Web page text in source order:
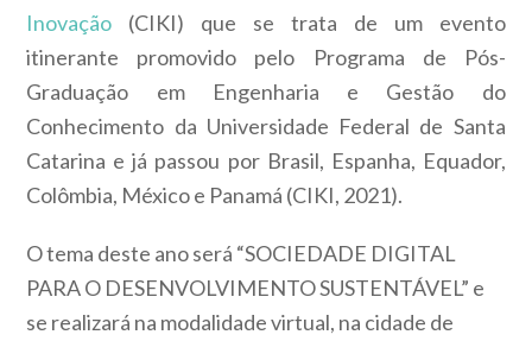
Inovação (CIKI) que se trata de um evento
itinerante promovido pelo Programa de Pós-
Graduação em Engenharia e Gestão do
Conhecimento da Universidade Federal de Santa
Catarina e já passou por Brasil, Espanha, Equador,
Colômbia, México e Panamá (CIKI, 2021).
O tema deste ano será “SOCIEDADE DIGITAL
PARA O DESENVOLVIMENTO SUSTENTÁVEL” e
se realizará na modalidade virtual, na cidade de